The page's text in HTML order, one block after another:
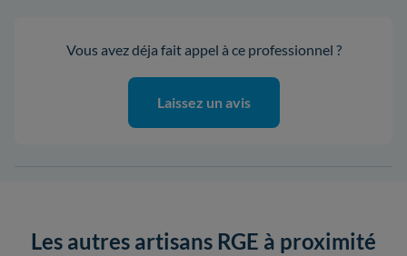
Vous avez déja fait appel à ce professionnel ?
Laissez un avis
Les autres artisans RGE à proximité